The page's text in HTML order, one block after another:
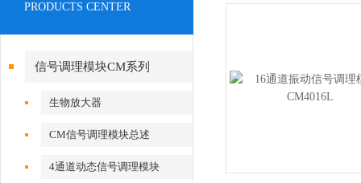
PRODUCTS CENTER
信号调理模块CM系列
生物放大器
CM信号调理模块总述
4通道动态信号调理模块